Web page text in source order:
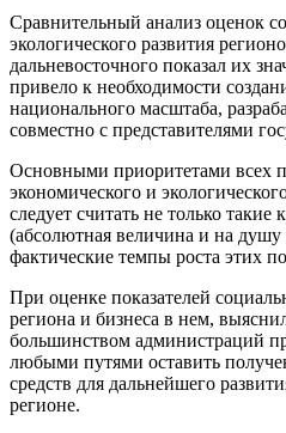
Сравнительный анализ оценок
экологического развития
дальневосточного показал их
привело к необходимости
национального масштаба,
совместно с представителями
Основными приоритетами всех
экономического и
следует считать не только
(абсолютная величина и на душу
фактические темпы роста этих
При оценке показателей
региона и бизнеса в нем,
большинством администраций
любыми путями оставить
средств для дальнейшего
регионе.